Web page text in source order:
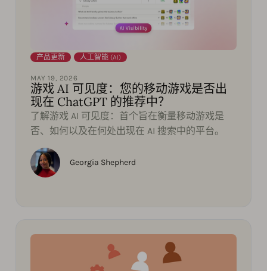
产品更新 人工智能 (AI)
MAY 19, 2026
游戏 AI 可见度：您的移动游戏是否出
现在 ChatGPT 的推荐中？
了解游戏 AI 可见度：首个旨在衡量移动游戏是
否、如何以及在何处出现在 AI 搜索中的平台。
Georgia Shepherd